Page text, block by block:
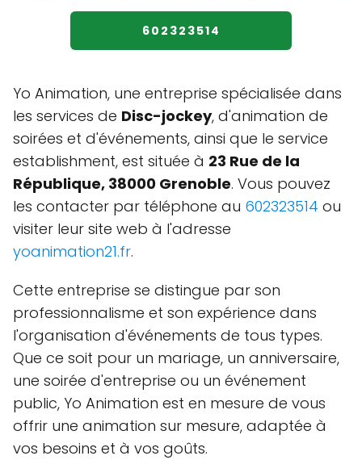
602323514
Yo Animation, une entreprise spécialisée dans
les services de Disc-jockey, d'animation de
soirées et d'événements, ainsi que le service
establishment, est située à 23 Rue de la
République, 38000 Grenoble. Vous pouvez
les contacter par téléphone au 602323514 ou
visiter leur site web à l'adresse
yoanimation21.fr.
Cette entreprise se distingue par son
professionnalisme et son expérience dans
l'organisation d'événements de tous types.
Que ce soit pour un mariage, un anniversaire,
une soirée d'entreprise ou un événement
public, Yo Animation est en mesure de vous
offrir une animation sur mesure, adaptée à
vos besoins et à vos goûts.